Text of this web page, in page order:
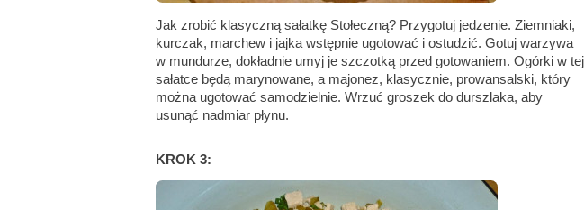
Jak zrobić klasyczną sałatkę Stołeczną? Przygotuj jedzenie. Ziemniaki,
kurczak, marchew i jajka wstępnie ugotować i ostudzić. Gotuj warzywa
w mundurze, dokładnie umyj je szczotką przed gotowaniem. Ogórki w tej
sałatce będą marynowane, a majonez, klasycznie, prowansalski, który
można ugotować samodzielnie. Wrzuć groszek do durszlaka, aby
usunąć nadmiar płynu.
KROK 3: